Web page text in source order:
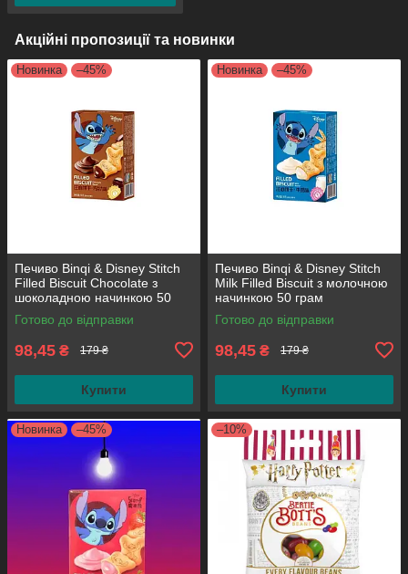
Акційні пропозиції та новинки
Новинка –45%
Печиво Binqi & Disney Stitch
Filled Biscuit Chocolate з
шоколадною начинкою 50
грам
Готово до відправки
98,45 ₴ 179 ₴
Купити
Новинка –45%
Печиво Binqi & Disney Stitch
Milk Filled Biscuit з молочною
начинкою 50 грам
Готово до відправки
98,45 ₴ 179 ₴
Купити
Новинка –45% –10%